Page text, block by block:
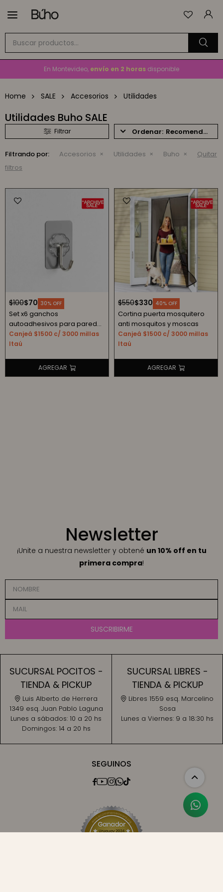

GRATIS
En Montevideo, envío en 2 horas disponible
Home SALE Accesorios Utilidades
Utilidades Buho SALE
Recomendados
Filtrando por: Accesorios Utilidades Buho
Quitar
filtros
$70
$100 30
Set x6 ganchos
autoadhesivos para pared
transparente
Canjeá $1500 c/ 3000 millas
Itaú
$330
$550 40
Cortina puerta mosquitero
anti mosquitos y moscas
Canjeá $1500 c/ 3000 millas
Itaú
SEGUINOS

Newsletter
¡Unite a nuestra newsletter y obtené un 10% off en tu
primera compra!
SUSCRIBIRME
SUCURSAL POCITOS -
TIENDA & PICKUP
Luis Alberto de Herrera
1349 esq. Juan Pablo Laguna
Lunes a sábados: 10 a 20 hs
Domingos: 14 a 20 hs
SUCURSAL LIBRES -
TIENDA & PICKUP
Libres 1559 esq. Marcelino
Sosa
Lunes a Viernes: 9 a 18:30 hs